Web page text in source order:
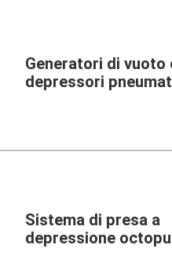
Generatori di vuoto
depressori
Sistema di presa a
depressione